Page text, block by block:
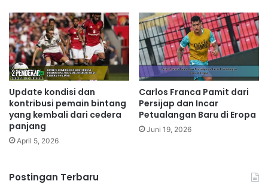
Update kondisi dan
kontribusi pemain bintang
yang kembali dari cedera
panjang
April 5, 2026
Carlos Franca Pamit dari
Persijap dan Incar
Petualangan Baru di Eropa
Juni 19, 2026
Postingan Terbaru